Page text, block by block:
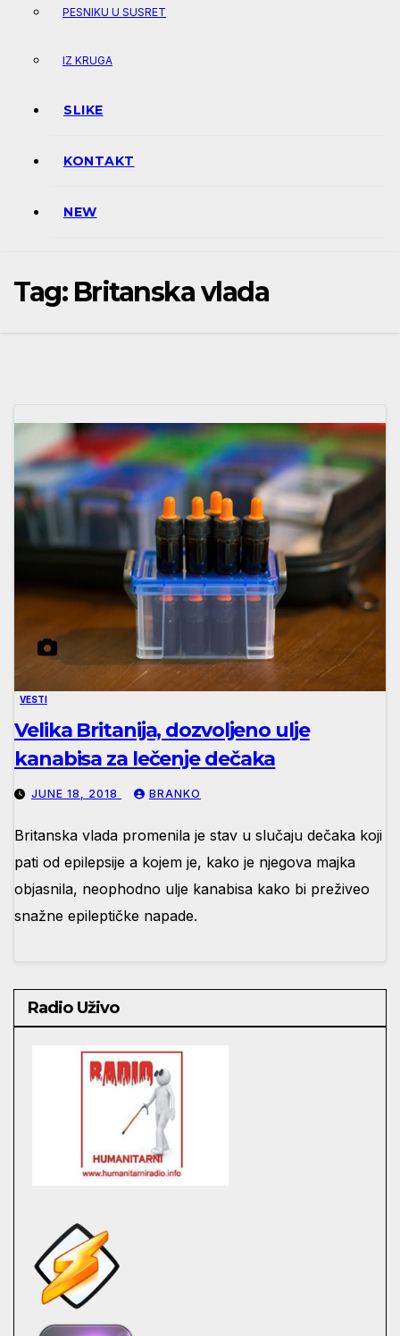
PESNIKU U SUSRET
IZ KRUGA
SLIKE
KONTAKT
NEW
Tag: Britanska vlada
VESTI
Velika Britanija, dozvoljeno ulje
kanabisa za lečenje dečaka
JUNE 18, 2018 BRANKO
Britanska vlada promenila je stav u slučaju dečaka koji
pati od epilepsije a kojem je, kako je njegova majka
objasnila, neophodno ulje kanabisa kako bi preživeo
snažne epileptičke napade.
Radio Uživo